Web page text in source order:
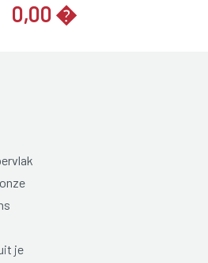
0,00 �
je